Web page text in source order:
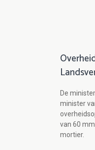
De
minister
van 60
mortier.